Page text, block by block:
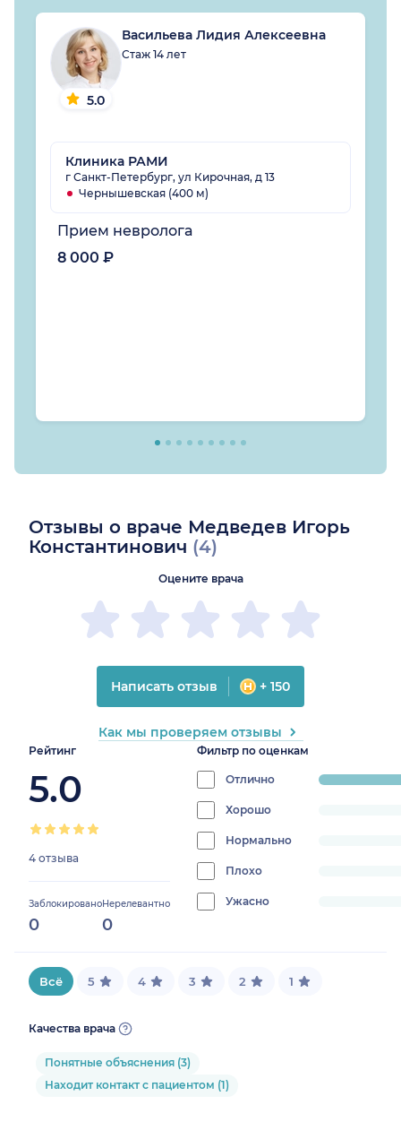
5.0
Васильева Лидия Алексеевна
Стаж 14 лет
Клиника РАМИ
г Санкт-Петербург, ул Кирочная, д 13
Чернышевская (400 м)
Прием невролога
8 000 ₽
Отзывы о враче Медведев Игорь
Константинович (4)
Рейтинг
5.0
4 отзыва
Заблокировано
0
Нерелевантно
0
Фильтр по оценкам
Отлично
progress:
Хорошо
0%
Нормально
0%
Плохо
0%
Ужасно
progress:
Оцените врача
Написать отзыв + 150
Как мы проверяем отзывы
Всё 5 4 3 2 1
Качества врача
Понятные объяснения (3)
Находит контакт с пациентом (1)